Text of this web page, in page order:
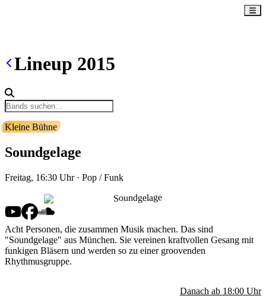
Lineup 2015
Kleine Bühne
Soundgelage
Freitag, 16:30 Uhr· Pop / Funk
Acht Personen, die zusammen Musik machen. Das sind
"Soundgelage" aus München. Sie vereinen kraftvollen Gesang mit
funkigen Bläsern und werden so zu einer groovenden
Rhythmusgruppe.
Danach ab 18:00 Uhr